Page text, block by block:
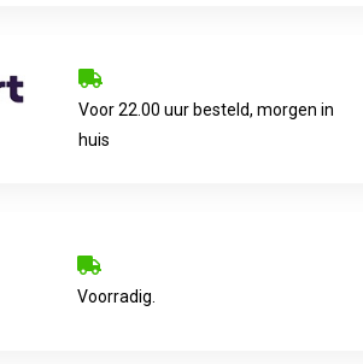
Voor 22.00 uur besteld, morgen in
huis
Voorradig.